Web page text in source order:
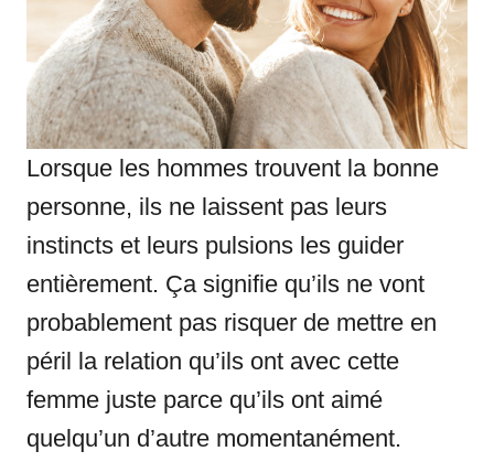
Lorsque les hommes trouvent la bonne
personne, ils ne laissent pas leurs
instincts et leurs pulsions les guider
entièrement. Ça signifie qu’ils ne vont
probablement pas risquer de mettre en
péril la relation qu’ils ont avec cette
femme juste parce qu’ils ont aimé
quelqu’un d’autre momentanément.